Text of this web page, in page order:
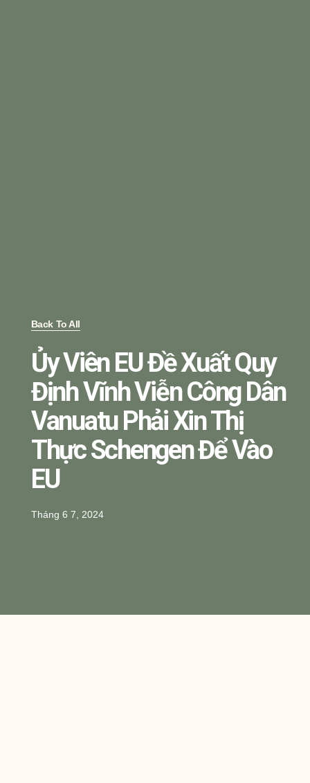
Back To All
Ủy Viên EU Đề Xuất Quy
Định Vĩnh Viễn Công Dân
Vanuatu Phải Xin Thị
Thực Schengen Để Vào
EU
Tháng 6 7, 2024